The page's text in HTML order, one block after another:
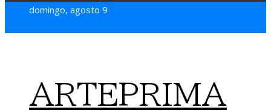
domingo, agosto 9
ARTEPRIMA